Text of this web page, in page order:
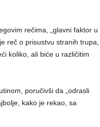
rečima, „glavni faktor u
reč o prisustvu stranih trupa,
koliko, ali biće u različitim
poručivši da „odrasli
kako je rekao, sa